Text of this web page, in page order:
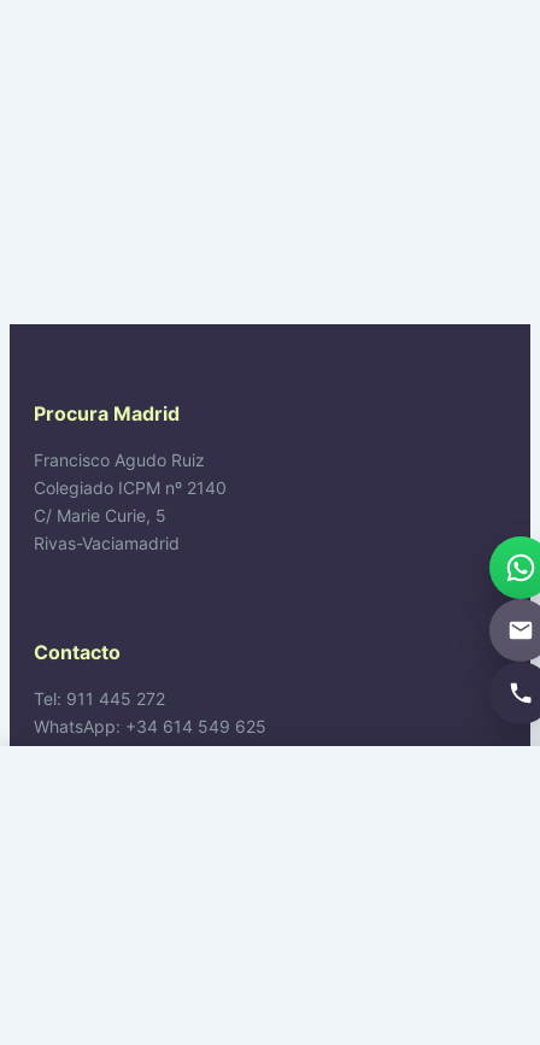
Procura Madrid
Francisco Agudo Ruiz
Colegiado ICPM nº 2140
C/ Marie Curie, 5
Rivas-Vaciamadrid
Contacto
Tel: 911 445 272
WhatsApp: +34 614 549 625